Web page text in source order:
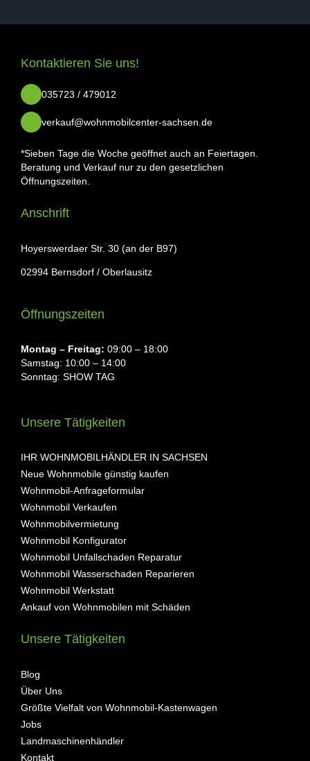
Kontaktieren Sie uns!
035723 / 479012
verkauf@wohnmobilcenter-sachsen.de
*Sieben Tage die Woche geöffnet auch an Feiertagen.
Beratung und Verkauf nur zu den gesetzlichen
Öffnungszeiten.
Anschrift
Hoyerswerdaer Str. 30 (an der B97)
02994 Bernsdorf / Oberlausitz
Öffnungszeiten
Montag ⁠– Freitag: 09:00 – 18:00
Samstag: 10:00 – 14:00
Sonntag: SHOW TAG
Unsere Tätigkeiten
IHR WOHNMOBILHÄNDLER IN SACHSEN
Neue Wohnmobile günstig kaufen
Wohnmobil-Anfrageformular
Wohnmobil Verkaufen
Wohnmobilvermietung
Wohnmobil Konfigurator
Wohnmobil Unfallschaden Reparatur
Wohnmobil Wasserschaden Reparieren
Wohnmobil Werkstatt
Ankauf von Wohnmobilen mit Schäden
Unsere Tätigkeiten
Blog
Über Uns
Größte Vielfalt von Wohnmobil-Kastenwagen
Jobs
Landmaschinenhändler
Kontakt